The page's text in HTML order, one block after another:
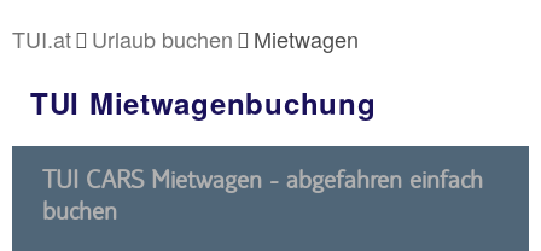
TUI.at Urlaub buchen Mietwagen
TUI Mietwagenbuchung